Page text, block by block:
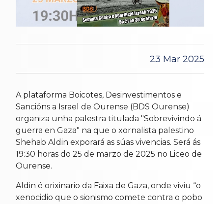
23 Mar 2025
A plataforma Boicotes, Desinvestimentos e
Sancións a Israel de Ourense (BDS Ourense)
organiza unha palestra titulada "Sobrevivindo á
guerra en Gaza" na que o xornalista palestino
Shehab Aldin exporará as súas vivencias. Será ás
19:30 horas do 25 de marzo de 2025 no Liceo de
Ourense.
Aldin é orixinario da Faixa de Gaza, onde viviu “o
xenocidio que o sionismo comete contra o pobo